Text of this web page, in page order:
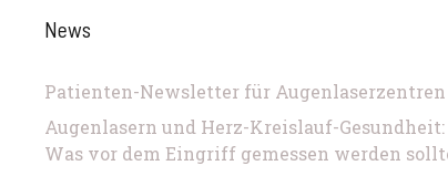
News
Patienten-Newsletter für Augenlaserzentren
Augenlasern und Herz-Kreislauf-Gesundheit:
Was vor dem Eingriff gemessen werden